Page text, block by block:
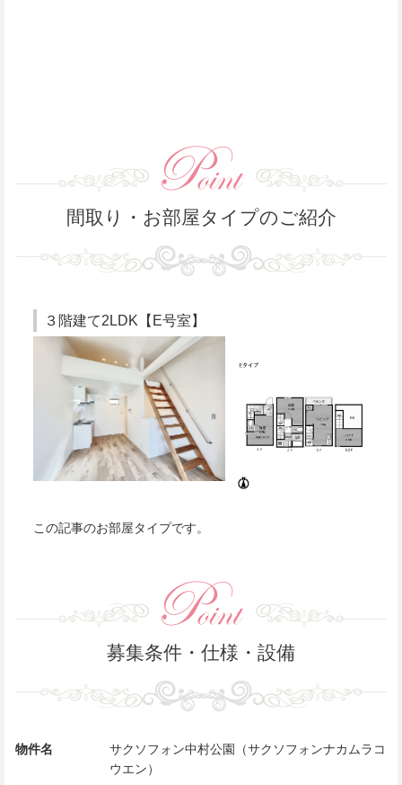
間取り・お部屋タイプのご紹介
３階建て2LDK【E号室】
この記事のお部屋タイプです。
募集条件・仕様・設備
物件名
サクソフォン中村公園（サクソフォンナカムラコ
ウエン）